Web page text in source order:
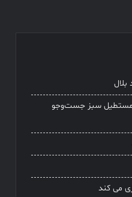
مستطیل سبز جست‌وجو
می کند